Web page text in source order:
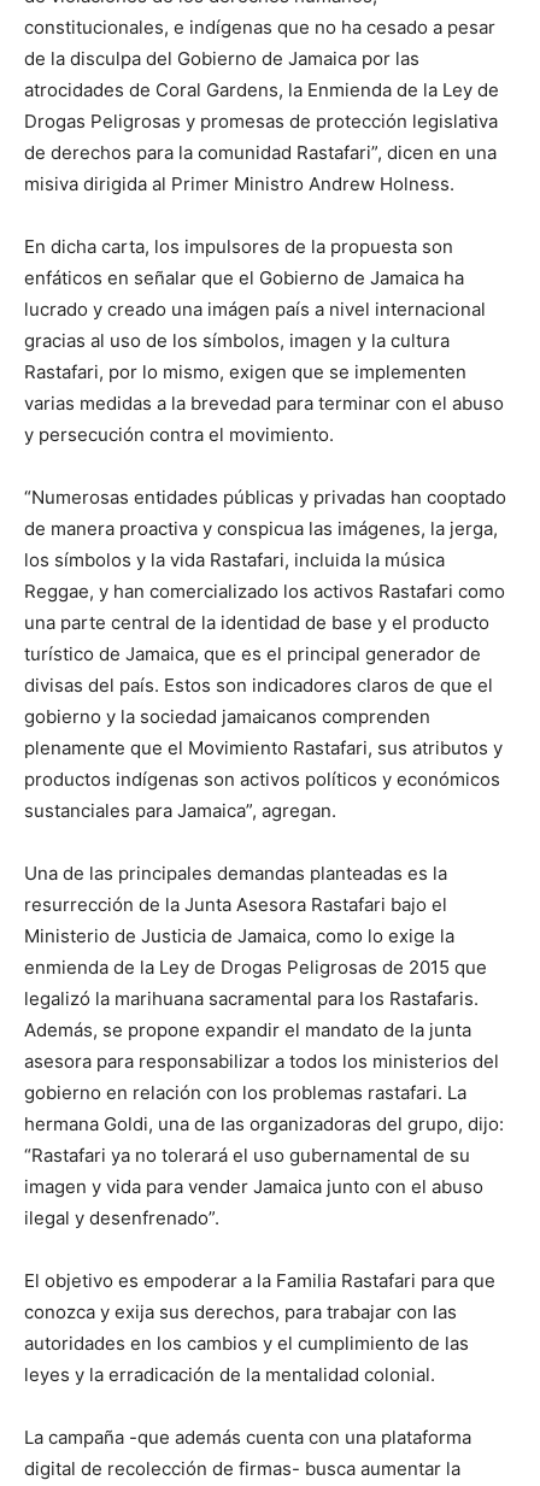
constitucionales, e indígenas que no ha cesado a pesar
de la disculpa del Gobierno de Jamaica por las
atrocidades de Coral Gardens, la Enmienda de la Ley de
Drogas Peligrosas y promesas de protección legislativa
de derechos para la comunidad Rastafari”, dicen en una
misiva dirigida al Primer Ministro Andrew Holness.
En dicha carta, los impulsores de la propuesta son
enfáticos en señalar que el Gobierno de Jamaica ha
lucrado y creado una imágen país a nivel internacional
gracias al uso de los símbolos, imagen y la cultura
Rastafari, por lo mismo, exigen que se implementen
varias medidas a la brevedad para terminar con el abuso
y persecución contra el movimiento.
“Numerosas entidades públicas y privadas han cooptado
de manera proactiva y conspicua las imágenes, la jerga,
los símbolos y la vida Rastafari, incluida la música
Reggae, y han comercializado los activos Rastafari como
una parte central de la identidad de base y el producto
turístico de Jamaica, que es el principal generador de
divisas del país. Estos son indicadores claros de que el
gobierno y la sociedad jamaicanos comprenden
plenamente que el Movimiento Rastafari, sus atributos y
productos indígenas son activos políticos y económicos
sustanciales para Jamaica”, agregan.
Una de las principales demandas planteadas es la
resurrección de la Junta Asesora Rastafari bajo el
Ministerio de Justicia de Jamaica, como lo exige la
enmienda de la Ley de Drogas Peligrosas de 2015 que
legalizó la marihuana sacramental para los Rastafaris.
Además, se propone expandir el mandato de la junta
asesora para responsabilizar a todos los ministerios del
gobierno en relación con los problemas rastafari. La
hermana Goldi, una de las organizadoras del grupo, dijo:
“Rastafari ya no tolerará el uso gubernamental de su
imagen y vida para vender Jamaica junto con el abuso
ilegal y desenfrenado”.
El objetivo es empoderar a la Familia Rastafari para que
conozca y exija sus derechos, para trabajar con las
autoridades en los cambios y el cumplimiento de las
leyes y la erradicación de la mentalidad colonial.
La campaña -que además cuenta con una plataforma
digital de recolección de firmas- busca aumentar la